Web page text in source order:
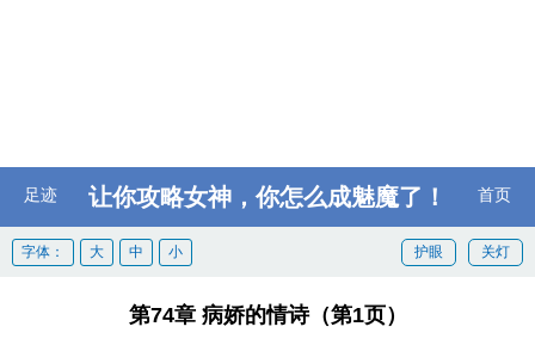
足迹 让你攻略女神，你怎么成魅魔了！ 首页
关灯
护眼
字体： 大 中 小
第74章 病娇的情诗（第1页）